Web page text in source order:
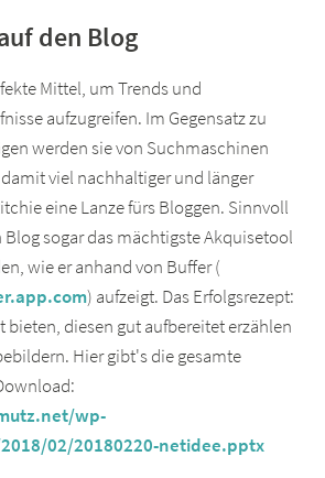
den Blog
Mittel, um Trends und
aufzugreifen. Im Gegensatz zu
werden sie von Suchmaschinen
viel nachhaltiger und länger
eine Lanze fürs Bloggen. Sinnvoll
sogar das mächtigste Akquisetool
wie er anhand von Buffer (
) aufzeigt. Das Erfolgsrezept:
bieten, diesen gut aufbereitet erzählen
Hier gibt's die gesamte
wp-
02/20180220-netidee.pptx